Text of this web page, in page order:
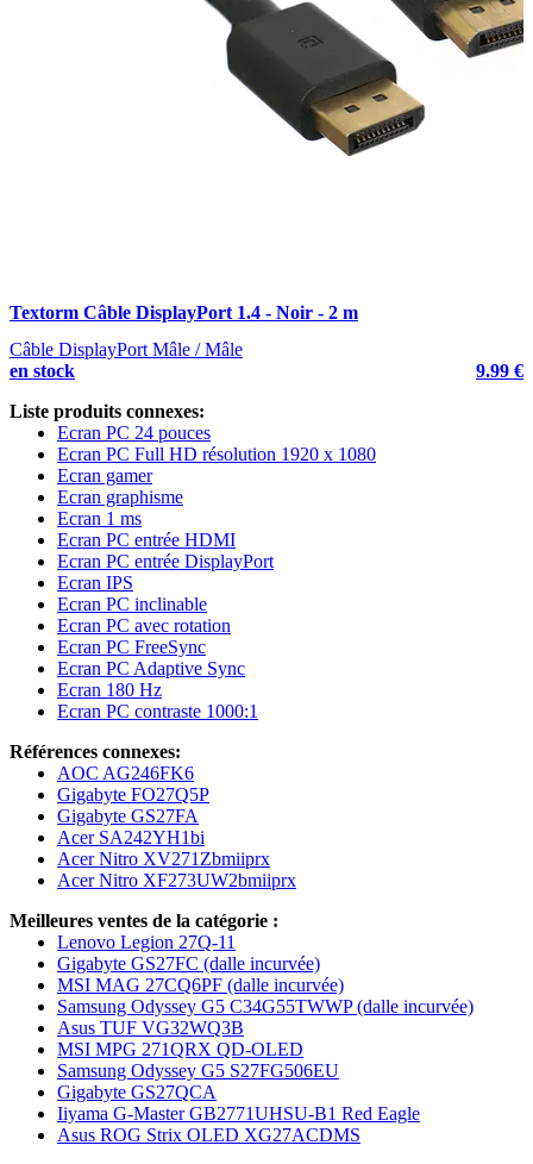
Textorm Câble DisplayPort 1.4 - Noir - 2 m
Câble DisplayPort Mâle / Mâle
en stock
9.99 €
Liste produits connexes:
Ecran PC 24 pouces
Ecran PC Full HD résolution 1920 x 1080
Ecran gamer
Ecran graphisme
Ecran 1 ms
Ecran PC entrée HDMI
Ecran PC entrée DisplayPort
Ecran IPS
Ecran PC inclinable
Ecran PC avec rotation
Ecran PC FreeSync
Ecran PC Adaptive Sync
Ecran 180 Hz
Ecran PC contraste 1000:1
Références connexes:
AOC AG246FK6
Gigabyte FO27Q5P
Gigabyte GS27FA
Acer SA242YH1bi
Acer Nitro XV271Zbmiiprx
Acer Nitro XF273UW2bmiiprx
Meilleures ventes de la catégorie :
Lenovo Legion 27Q-11
Gigabyte GS27FC (dalle incurvée)
MSI MAG 27CQ6PF (dalle incurvée)
Samsung Odyssey G5 C34G55TWWP (dalle incurvée)
Asus TUF VG32WQ3B
MSI MPG 271QRX QD-OLED
Samsung Odyssey G5 S27FG506EU
Gigabyte GS27QCA
Iiyama G-Master GB2771UHSU-B1 Red Eagle
Asus ROG Strix OLED XG27ACDMS